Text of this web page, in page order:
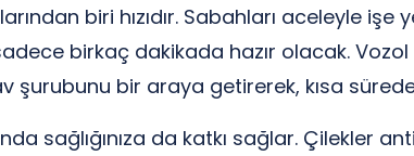
biri hızıdır. Sabahları aceleyle
birkaç dakikada hazır olacak.
bir araya getirerek, kısa
sağlığınıza da katkı sağlar. Çilekler